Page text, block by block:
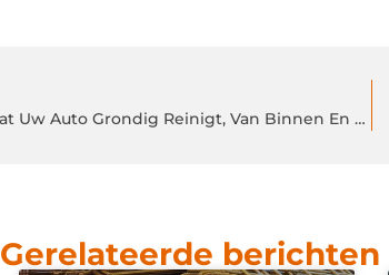
Bascar Washteam: Het Auto Poets Bedrijf Dat Uw Auto Grondig Reinigt, Van Binnen En Buiten
Gerelateerde berichten